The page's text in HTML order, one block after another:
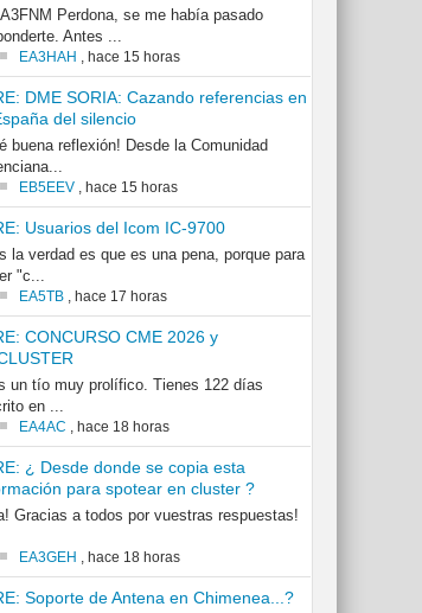
Perdona, se me había pasado
Antes ...
EA3HAH , hace 15 horas
DME SORIA: Cazando referencias en
del silencio
buena reflexión! Desde la Comunidad
EB5EEV, hace 15 horas
Usuarios del Icom IC-9700
la verdad es que es una pena, porque para
"c...
EA5TB, hace 17 horas
CONCURSO CME 2026 y
un tío muy prolífico. Tienes 122 días
en ...
EA4AC , hace 18 horas
¿ Desde donde se copia esta
para spotear en cluster ?
Gracias a todos por vuestras respuestas!
EA3GEH , hace 18 horas
Soporte de Antena en Chimenea...?